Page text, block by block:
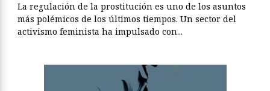
La regulación de la prostitución es uno de los asuntos
más polémicos de los últimos tiempos. Un sector del
activismo feminista ha impulsado con...